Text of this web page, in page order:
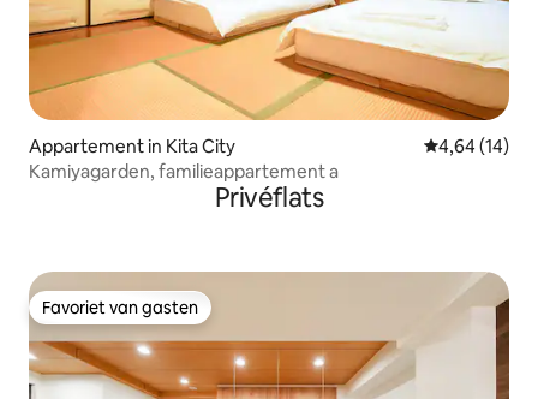
Appartement in Kita City Gemiddelde
4,64 (14)
Kamiyagarden, familieappartement a
Privéflats
Favoriet van gasten
Favoriet van gasten